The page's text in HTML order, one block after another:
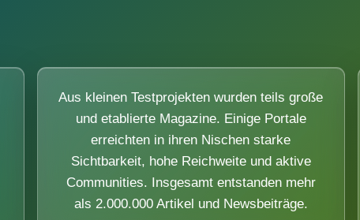
Aus kleinen Testprojekten wurden teils große
und etablierte Magazine. Einige Portale
erreichten in ihren Nischen starke
Sichtbarkeit, hohe Reichweite und aktive
Communities. Insgesamt entstanden mehr
als 2.000.000 Artikel und Newsbeiträge.